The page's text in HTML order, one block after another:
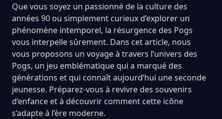
Que vous soyez un passionné de la culture des
années 90 ou simplement curieux d’explorer un
phénomène intemporel, la résurgence des Pogs
vous interpelle sûrement. Dans cet article, nous
vous proposons un voyage à travers l’univers des
Pogs, un jeu emblématique qui a marqué des
générations et qui connaît aujourd’hui une seconde
jeunesse. Préparez-vous à revivre des souvenirs
d’enfance et à découvrir comment cette icône
s’adapte à l’ère moderne.